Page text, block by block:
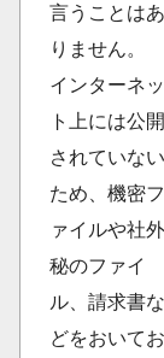
言うことはあ
りません。
インターネッ
ト上には公開
されていない
ため、機密フ
ァイルや社外
秘のファイ
ル、請求書な
どをおいてお